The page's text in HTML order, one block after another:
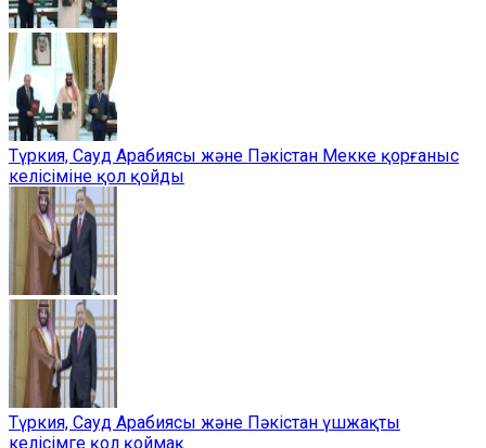
Түркия, Сауд Арабиясы және Пәкістан Мекке қорғаныс
келісіміне қол қойды
Түркия, Сауд Арабиясы және Пәкістан үшжақты
келісімге қол қоймақ